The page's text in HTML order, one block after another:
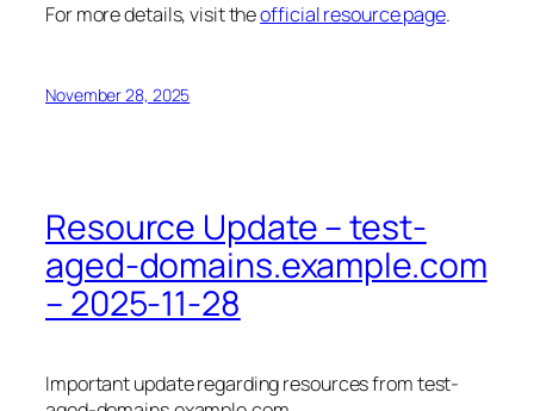
For more details, visit theofficial resource page.
November 28, 2025
Resource Update – test-
aged-domains.example.com
– 2025-11-28
Important update regarding resources from test-